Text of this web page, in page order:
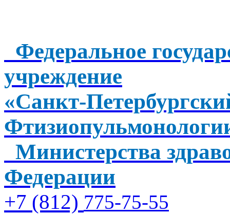
Федеральное
учреждение
«Санкт-
Министерства
Федерации
+7 (812) 775-75-55